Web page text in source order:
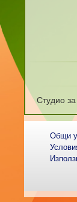
Студио за
Общи